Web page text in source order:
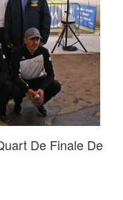
De Finale De